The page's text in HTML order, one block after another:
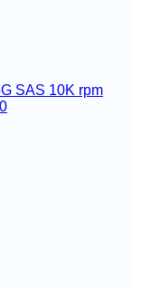
SAS 10K rpm